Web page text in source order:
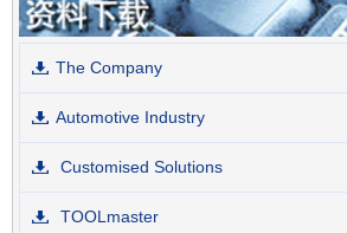
The Company
Automotive Industry
Customised Solutions
TOOLmaster